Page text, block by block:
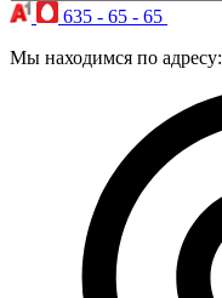
635 - 65 - 65
Мы находимся по адресу: